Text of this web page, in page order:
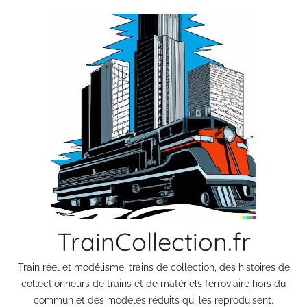
TrainCollection.fr
Train réel et modélisme, trains de collection, des histoires de
collectionneurs de trains et de matériels ferroviaire hors du
commun et des modèles réduits qui les reproduisent.